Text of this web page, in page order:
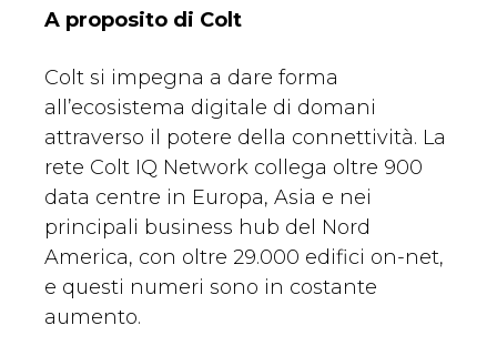
A proposito di Colt
Colt si impegna a dare forma
all’ecosistema digitale di domani
attraverso il potere della connettività. La
rete Colt IQ Network collega oltre 900
data centre in Europa, Asia e nei
principali business hub del Nord
America, con oltre 29.000 edifici on-net,
e questi numeri sono in costante
aumento.